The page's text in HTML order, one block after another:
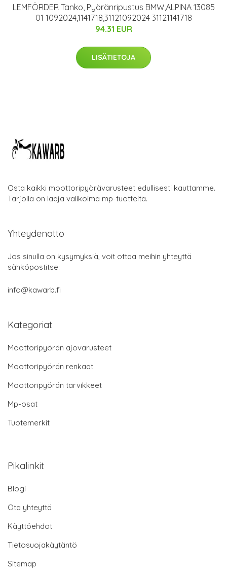
LEMFÖRDER Tanko, Pyöränripustus BMW,ALPINA 13085
01 1092024,1141718,31121092024 31121141718
94.31 EUR
LISÄTIETOJA
Osta kaikki moottoripyörävarusteet edullisesti kauttamme.
Tarjolla on laaja valikoima mp-tuotteita.
Yhteydenotto
Jos sinulla on kysymyksiä, voit ottaa meihin yhteyttä
sähköpostitse:
info@kawarb.fi
Kategoriat
Moottoripyörän ajovarusteet
Moottoripyörän renkaat
Moottoripyörän tarvikkeet
Mp-osat
Tuotemerkit
Pikalinkit
Blogi
Ota yhteyttä
Käyttöehdot
Tietosuojakäytäntö
Sitemap